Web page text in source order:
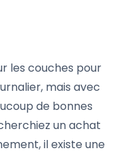
les couches pour
mais avec
de bonnes
un achat
il existe une